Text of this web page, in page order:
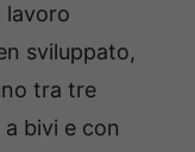
lavoro
sviluppato,
tra tre
bivi e con